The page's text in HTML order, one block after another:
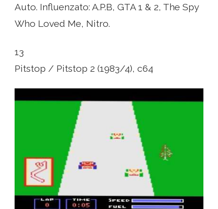
Auto. Influenzato: A.P.B, GTA 1 & 2, The Spy
Who Loved Me, Nitro.
13
Pitstop / Pitstop 2 (1983/4), c64